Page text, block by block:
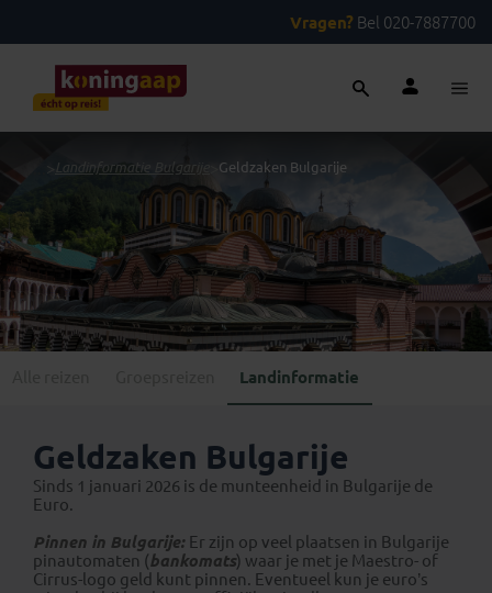
Vragen? Bel 020-7887700
> Landinformatie Bulgarije Geldzaken Bulgarije
Landinformatie
Geldzaken Bulgarije
Sinds 1 januari 2026 is de munteenheid in Bulgarije de
Euro.
Pinnen in Bulgarije: Er zijn op veel plaatsen in Bulgarije
pinautomaten (bankomats) waar je met je Maestro- of
Cirrus-logo geld kunt pinnen. Eventueel kun je euro’s